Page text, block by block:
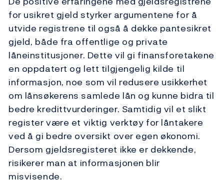
for usikret gjeld styrker argumentene for å
utvide registrene til også å dekke pantesikret
gjeld, både fra offentlige og private
låneinstitusjoner. Dette vil gi finansforetakene
en oppdatert og lett tilgjengelig kilde til
informasjon, noe som vil redusere usikkerhet
om lånsøkerens samlede lån og kunne bidra til
bedre kredittvurderinger. Samtidig vil et slikt
register være et viktig verktøy for låntakere
ved å gi bedre oversikt over egen økonomi.
Dersom gjeldsregisteret ikke er dekkende,
risikerer man at informasjonen blir
misvisende.